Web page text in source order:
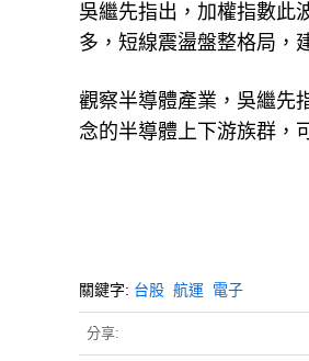
吳繼先指出，加權指數此
多，短線震盪盤整格局，
觀察半導體產業，吳繼先
念的半導體上下游族群，
關鍵字: 台股 航運 電子
分享: